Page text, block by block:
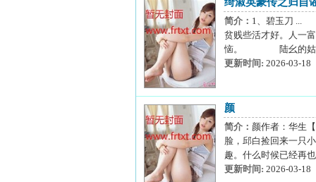
简介： 1、碧玉刀
贫贱些活才好。人一
恼。 陆幺的姑婆基
更新时间: 2026-03-18
颜
简介： 颜作者：华生
脸，邱白捡回来一只
趣。什么时候已经再
更新时间: 2026-03-18